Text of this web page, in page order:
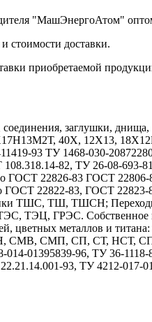
"МашЭнергоАтом"
стоимости доставки.
приобретаемой
заглушки, днища,
40Х, 12Х13,
93 ТУ 1468-030-
82, ТУ 26-08-693-
ГОСТ 22826-83 ГОСТ
ГОСТ 22822-83, ГОСТ
ТШС, ТШ, ТШСН;
ТЭЦ, ГРЭС. Собственное
цветных металлов и
СМП, СП, СТ, НСТ, СПП.
01395839-96, ТУ 36-1118-
93, ТУ 4212-017-